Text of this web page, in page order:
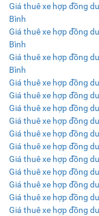
Giá thuê xe hợp đồng
Bình
Giá thuê xe hợp đồng
Bình
Giá thuê xe hợp đồng
Bình
Giá thuê xe hợp đồng
Giá thuê xe hợp đồng
Giá thuê xe hợp đồng
Giá thuê xe hợp đồng
Giá thuê xe hợp đồng
Giá thuê xe hợp đồng
Giá thuê xe hợp đồng
Giá thuê xe hợp đồng
Giá thuê xe hợp đồng
Giá thuê xe hợp đồng
Giá thuê xe hợp đồng